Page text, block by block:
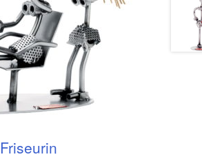
Friseurin